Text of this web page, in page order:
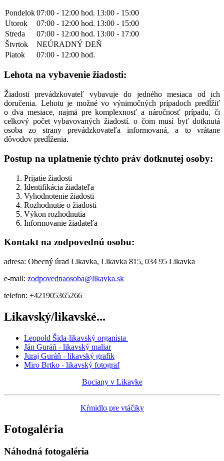
Pondelok07:00 - 12:00 hod. 13:00 - 15:00
Utorok
07:00 - 12:00 hod. 13:00 - 15:00
Streda
07:00 - 12:00 hod. 13:00 - 17:00
Štvrtok
NEÚRADNÝ DEŇ
Piatok
07:00 - 12:00 hod.
Lehota na vybavenie žiadosti:
Žiadosti prevádzkovateľ vybavuje do jedného mesiaca od ich
doručenia. Lehotu je možné vo výnimočných prípadoch predĺžiť
o dva mesiace, najmä pre komplexnosť a náročnosť prípadu, či
celkový počet vybavovaných žiadostí. o čom musí byť dotknutá
osoba zo strany prevádzkovateľa informovaná, a to vrátane
dôvodov predĺženia.
Postup na uplatnenie týchto práv dotknutej osoby:
Prijatie žiadosti
Identifikácia žiadateľa
Vyhodnotenie žiadosti
Rozhodnutie o žiadosti
Výkon rozhodnutia
Informovanie žiadateľa
Kontakt na zodpovednú osobu:
adresa: Obecný úrad Likavka, Likavka 815, 034 95 Likavka
e-mail: zodpovednaosoba@likavka.sk
telefon: +421905365266
Likavský/likavské...
Leopold Šida-likavský organista
Ján Guráň - likavský maliar
Juraj Guráň - likavský grafik
Miro Brtko - likavský fotograf
Bociany v Likavke
Kŕmidlo pre vtáčiky
Fotogaléria
Náhodná fotogaléria